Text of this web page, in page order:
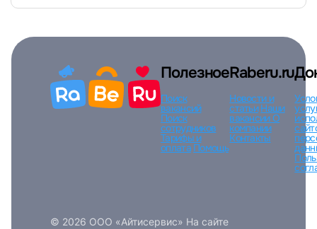
Полезное
Поиск
вакансий
Поиск
сотрудников
Тарифы и
оплата Помощь
Raberu.ru
Новости и
статьи Наши
вакансииО
компании
Контакты
© 2026 ООО «Айтисервис» На сайте